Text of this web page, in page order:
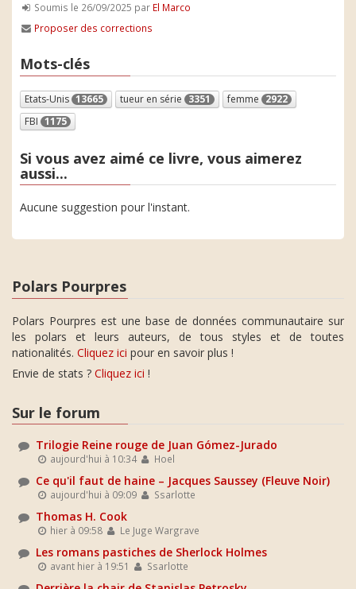
Soumis le 26/09/2025 par El Marco
Proposer des corrections
Mots-clés
Etats-Unis 13665 tueur en série 3351 femme 2922
FBI 1175
Si vous avez aimé ce livre, vous aimerez
aussi...
Aucune suggestion pour l'instant.
Polars Pourpres
Polars Pourpres est une base de données communautaire sur
les polars et leurs auteurs, de tous styles et de toutes
nationalités. Cliquez ici pour en savoir plus !
Envie de stats ? Cliquez ici !
Sur le forum
Trilogie Reine rouge de Juan Gómez-Jurado
aujourd'hui à 10:34 Hoel
Ce qu'il faut de haine – Jacques Saussey (Fleuve Noir)
aujourd'hui à 09:09 Ssarlotte
Thomas H. Cook
hier à 09:58 Le Juge Wargrave
Les romans pastiches de Sherlock Holmes
avant hier à 19:51 Ssarlotte